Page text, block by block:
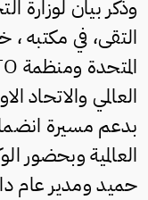
وذكر بيان لوزارة
التقى، في مكتبه ،
العالمي والاتحاد
بدعم مسيرة
العالمية وبحضور
حميد ومدير عام